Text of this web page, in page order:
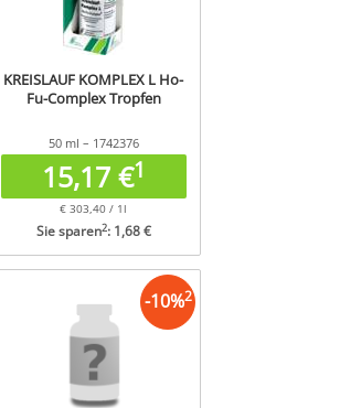
KREISLAUF KOMPLEX L Ho-
Fu-Complex Tropfen
50 ml – 1742376
15,17 €1
€ 303,40 / 1l
Sie sparen2: 1,68 €
-10%2